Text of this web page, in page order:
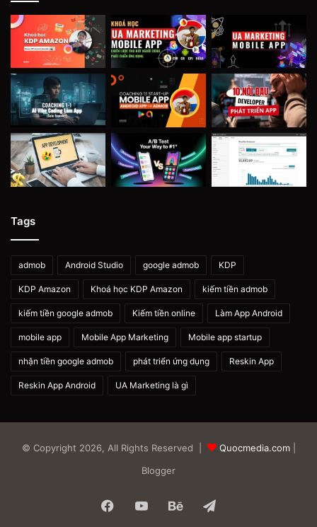
Tags
admob Android Studio google admob KDP
KDP Amazon Khoá học KDP Amazon kiếm tiền admob
kiếm tiền google admob Kiếm tiền online Làm App Android
mobile app Mobile App Marketing Mobile app startup
nhận tiền google admob phát triển ứng dụng Reskin App
Reskin App Android UA Marketing là gì
© Copyright 2026, All Rights Reserved | Quocmedia.com|
Blogger
FacebookYouTubeBehance